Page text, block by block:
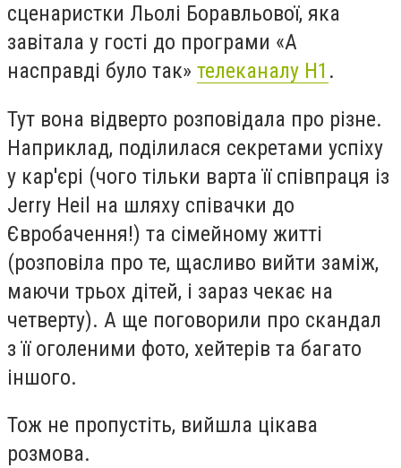
сценаристки Льолі Боравльової, яка
завітала у гості до програми «А
насправді було так» телеканалу Н1 .
Тут вона відверто розповідала про різне.
Наприклад, поділилася секретами успіху
у кар'єрі (чого тільки варта її співпраця із
Jerry Heil на шляху співачки до
Євробачення!) та сімейному житті
(розповіла про те, щасливо вийти заміж,
маючи трьох дітей, і зараз чекає на
четверту). А ще поговорили про скандал
з її оголеними фото, хейтерів та багато
іншого.
Тож не пропустіть, вийшла цікава
розмова.